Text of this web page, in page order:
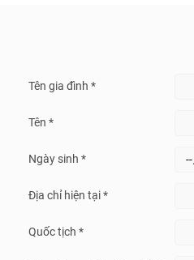
Tên gia đình *
Tên *
Ngày sinh *
Địa chỉ hiện tại *
Quốc tịch *